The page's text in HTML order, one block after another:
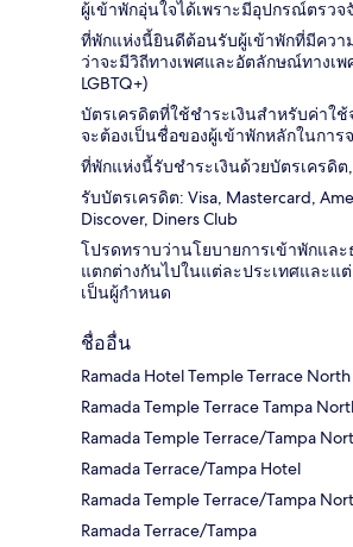
ผู้เข้าพักอุ่นใจได้เพราะมีอุปกรณ์ตรว
ที่พักแห่งนี้ยินดีต้อนรับผู้เข้าพักที่มีควา
ว่าจะมีวิถีทางเพศและอัตลักษณ์ทางเพ
LGBTQ+)
บัตรเครดิตที่ใช้ชำระเงินสำหรับค่าใช้
จะต้องเป็นชื่อของผู้เข้าพักหลักในการ
ที่พักแห่งนี้รับชำระเงินด้วยบัตรเครดิต
รับบัตรเครดิต: Visa, Mastercard,
Discover, Diners Club
โปรดทราบว่านโยบายการเข้าพักแล
แตกต่างกันไปในแต่ละประเทศและแ
เป็นผู้กำหนด
ชื่ออื่น
Ramada Hotel Temple Terrace
Ramada Temple Terrace Tampa
Ramada Temple Terrace/Tampa
Ramada Terrace/Tampa Hotel
Ramada Temple Terrace/Tampa
Ramada Terrace/Tampa